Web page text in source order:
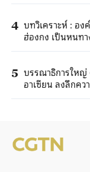
4 บทวิเคราะห์ : อง
ฮ่องกง เป็นหนท
5 บรรณาธิการให
อาเซียน ลงลึกค